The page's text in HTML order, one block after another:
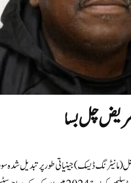
مریض چل بسا
( مانیٹرنگ ڈیسک)جینیاتی طور پر